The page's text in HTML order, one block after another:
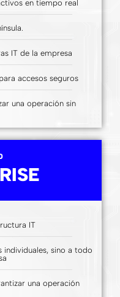
en tiempo real
IT de la empresa
accesos seguros
una operación sin
IT
individuales, sino a todo
una operación